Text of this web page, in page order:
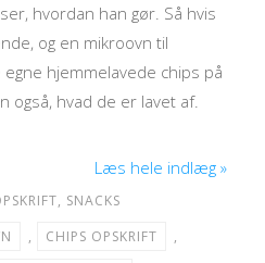
hvordan han gør. Så hvis
og en mikroovn til
hjemmelavede chips på
også, hvad de er lavet af.
Læs hele indlæg »
, SNACKS
, CHIPS OPSKRIFT
,